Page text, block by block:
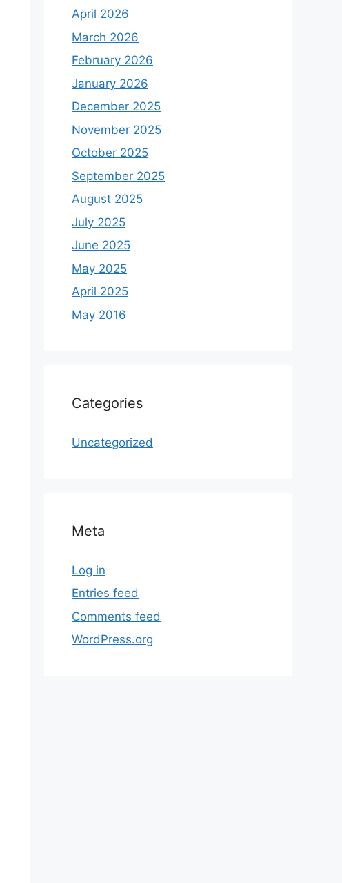
April 2026
March 2026
February 2026
January 2026
December 2025
November 2025
October 2025
September 2025
August 2025
July 2025
June 2025
May 2025
April 2025
May 2016
Categories
Uncategorized
Meta
Log in
Entries feed
Comments feed
WordPress.org